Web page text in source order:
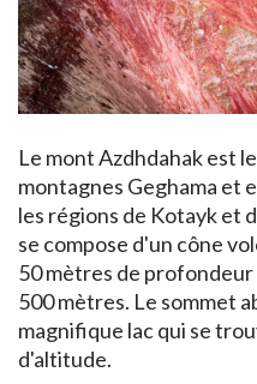
Le mont Azdhdahak est
montagnes Geghama et
les régions de Kotayk et
se compose d'un cône
50 mètres de
500 mètres. Le sommet
magnifique lac qui se
d'altitude.